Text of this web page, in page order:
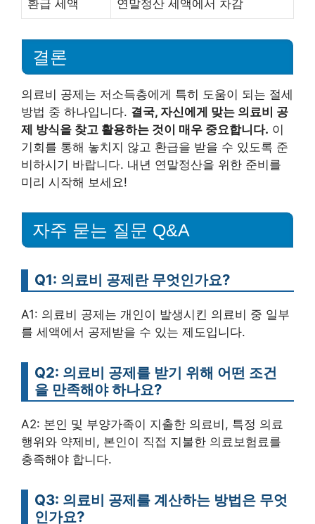
환급 세액 연말정산 세액에서 차감
결론
의료비 공제는 저소득층에게 특히 도움이 되는 절세
방법 중 하나입니다. 결국, 자신에게 맞는 의료비 공
제 방식을 찾고 활용하는 것이 매우 중요합니다. 이
기회를 통해 놓치지 않고 환급을 받을 수 있도록 준
비하시기 바랍니다. 내년 연말정산을 위한 준비를
미리 시작해 보세요!
자주 묻는 질문 Q&A
Q1: 의료비 공제란 무엇인가요?
A1: 의료비 공제는 개인이 발생시킨 의료비 중 일부
를 세액에서 공제받을 수 있는 제도입니다.
Q2: 의료비 공제를 받기 위해 어떤 조건
을 만족해야 하나요?
A2: 본인 및 부양가족이 지출한 의료비, 특정 의료
행위와 약제비, 본인이 직접 지불한 의료보험료를
충족해야 합니다.
Q3: 의료비 공제를 계산하는 방법은 무엇
인가요?